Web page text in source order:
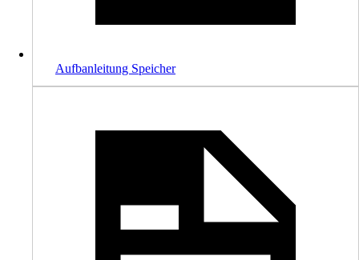
Aufbanleitung Speicher